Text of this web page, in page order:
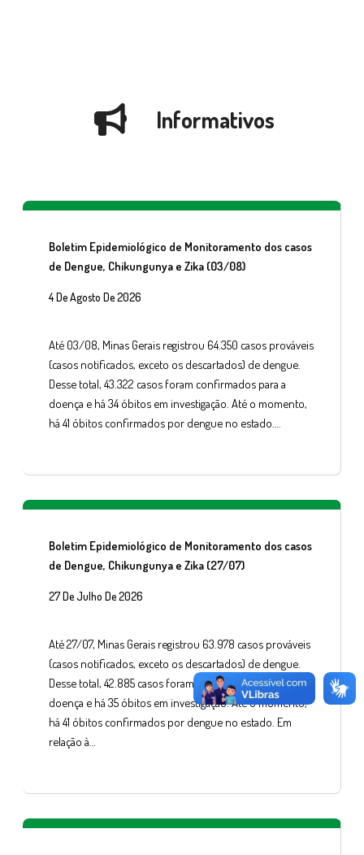
Informativos
Boletim Epidemiológico de Monitoramento dos casos
de Dengue, Chikungunya e Zika (03/08)
4 De Agosto De 2026
Até 03/08, Minas Gerais registrou 64.350 casos prováveis
(casos notificados, exceto os descartados) de dengue.
Desse total, 43.322 casos foram confirmados para a
doença e há 34 óbitos em investigação. Até o momento,
há 41 óbitos confirmados por dengue no estado….
Boletim Epidemiológico de Monitoramento dos casos
de Dengue, Chikungunya e Zika (27/07)
27 De Julho De 2026
Até 27/07, Minas Gerais registrou 63.978 casos prováveis
(casos notificados, exceto os descartados) de dengue.
Desse total, 42.885 casos foram confirmados para a
doença e há 35 óbitos em investigação. Até o momento,
há 41 óbitos confirmados por dengue no estado. Em
relação à…